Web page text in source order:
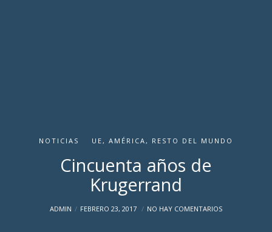
NOTICIAS UE, AMÉRICA, RESTO DEL MUNDO
Cincuenta años de
Krugerrand
ADMIN FEBRERO 23, 2017 NO HAY COMENTARIOS